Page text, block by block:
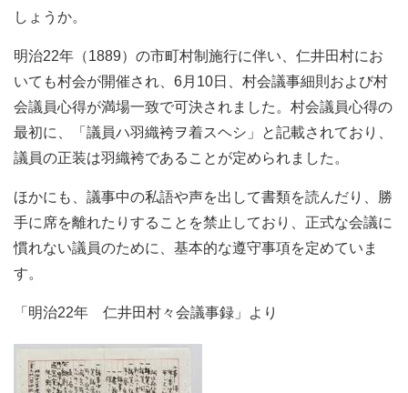
しょうか。
明治22年（1889）の市町村制施行に伴い、仁井田村にお
いても村会が開催され、6月10日、村会議事細則および村
会議員心得が満場一致で可決されました。村会議員心得の
最初に、「議員ハ羽織袴ヲ着スヘシ」と記載されており、
議員の正装は羽織袴であることが定められました。
ほかにも、議事中の私語や声を出して書類を読んだり、勝
手に席を離れたりすることを禁止しており、正式な会議に
慣れない議員のために、基本的な遵守事項を定めていま
す。
「明治22年 仁井田村々会議事録」より